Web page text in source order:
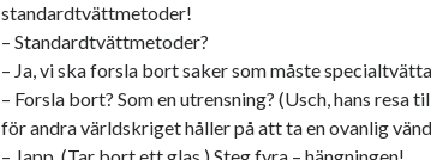
standardtvättmetoder!
– Standardtvättmetoder?
– Ja, vi ska forsla bort saker som måste
– Forsla bort? Som en utrensning? (Usch, hans resa
för andra världskriget håller på att ta en ovanlig